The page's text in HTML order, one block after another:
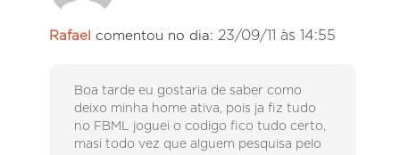
Rafael comentou no dia: 23/09/11 às 14:55
Boa tarde eu gostaria de saber como
deixo minha home ativa, pois ja fiz tudo
no FBML joguei o codigo fico tudo certo,
masi todo vez que alguem pesquisa pelo